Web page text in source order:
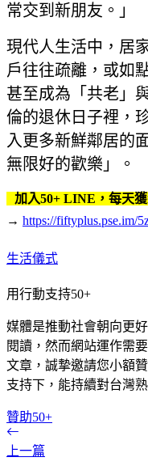
常交到新朋友。」
現代人生活中，居
戶往往疏離，或如
甚至成為「共老」
倫的退休日子裡，
入更多新鮮鄰居的
無限好的歡樂」。
加入50+ LINE，每天獲
→ https://fiftyplus.pse.im/
生活儀式
用行動支持50+
媒體是推動社會朝向更
閱讀，然而網站運作需
文章，誠摯邀請您小額
支持下，能持續對台灣
贊助50+
上一篇